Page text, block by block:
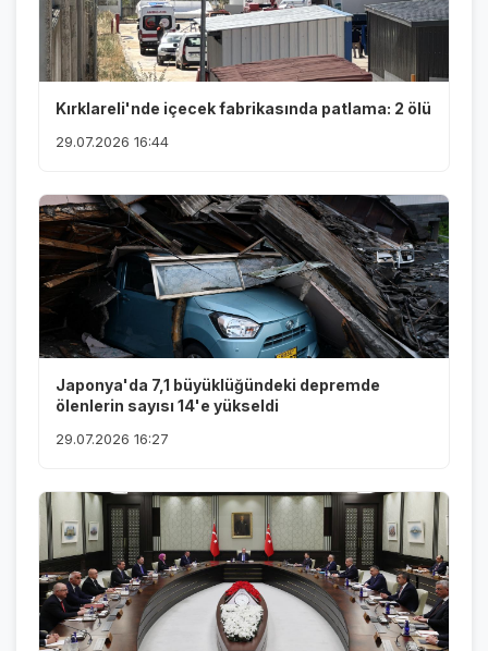
Kırklareli'nde içecek fabrikasında patlama: 2 ölü
29.07.2026 16:44
Japonya'da 7,1 büyüklüğündeki depremde
ölenlerin sayısı 14'e yükseldi
29.07.2026 16:27